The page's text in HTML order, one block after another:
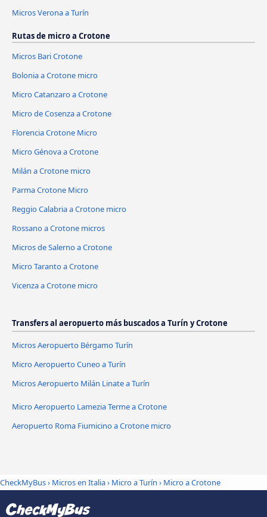
Micros Verona a Turín
Rutas de micro a Crotone
Micros Bari Crotone
Bolonia a Crotone micro
Micro Catanzaro a Crotone
Micro de Cosenza a Crotone
Florencia Crotone Micro
Micro Génova a Crotone
Milán a Crotone micro
Parma Crotone Micro
Reggio Calabria a Crotone micro
Rossano a Crotone micros
Micros de Salerno a Crotone
Micro Taranto a Crotone
Vicenza a Crotone micro
Transfers al aeropuerto más buscados a Turín y Crotone
Micros Aeropuerto Bérgamo Turín
Micro Aeropuerto Cuneo a Turín
Micros Aeropuerto Milán Linate a Turín
Micro Aeropuerto Lamezia Terme a Crotone
Aeropuerto Roma Fiumicino a Crotone micro
CheckMyBus› Micros en Italia› Micro a Turín › Micro a Crotone